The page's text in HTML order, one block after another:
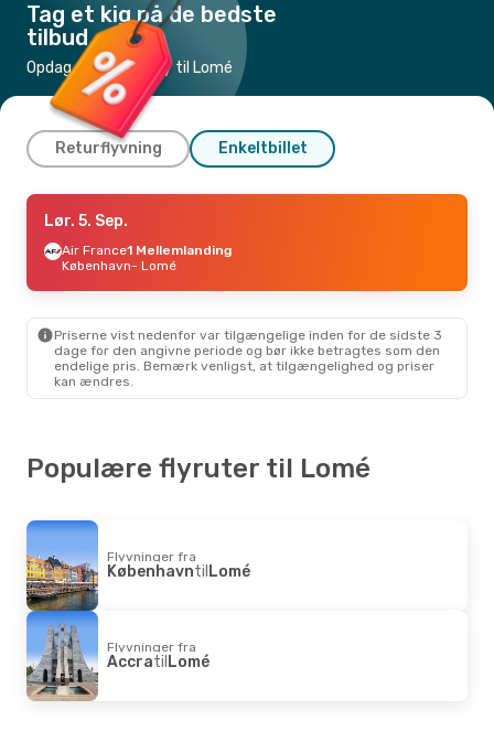
Tag et kig på de bedste
tilbud
Opdag de billigste fly til Lomé
Returflyvning Enkeltbillet
Tir. 13. Okt.
Brussels Airlines1 Mellemlanding
Hamborg- Lomé
Lomé- Hamborg
Tor. 17. Sep. - Tor. 24. Sep.
Lør. 5. Sep.
Air France1 Mellemlanding
København- Lomé
Priserne vist nedenfor var tilgængelige inden for de sidste 3
dage for den angivne periode og bør ikke betragtes som den
endelige pris. Bemærk venligst, at tilgængelighed og priser
kan ændres.
Populære flyruter til Lomé
Flyvninger fra
KøbenhavntilLomé
Flyvninger fra
AccratilLomé